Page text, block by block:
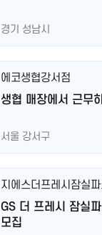
경기 성남시
에코생협강서점
생협 매장에서 근무
서울 강서구
지에스더프레시잠실
GS 더 프레시 잠실
모집